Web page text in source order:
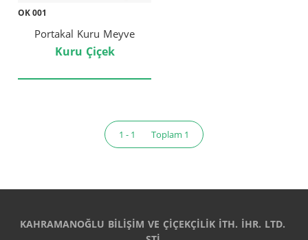
OK 001
Portakal Kuru Meyve
Kuru Çiçek
1 - 1 Toplam 1
KAHRAMANOĞLU BİLİŞİM VE ÇİÇEKÇİLİK İTH. İHR. LTD.